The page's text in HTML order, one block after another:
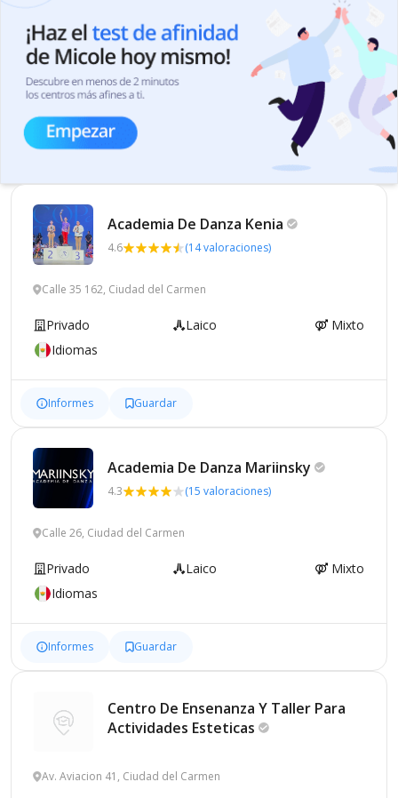
Academia De Danza Kenia
4.6 (14 valoraciones)
Calle 35 162, Ciudad del Carmen
Privado Laico
Mixto
Idiomas
Informes Guardar
Academia De Danza Mariinsky
4.3 (15 valoraciones)
Calle 26, Ciudad del Carmen
Privado Laico
Mixto
Idiomas
Informes Guardar
Centro De Ensenanza Y Taller Para
Actividades Esteticas
Av. Aviacion 41, Ciudad del Carmen